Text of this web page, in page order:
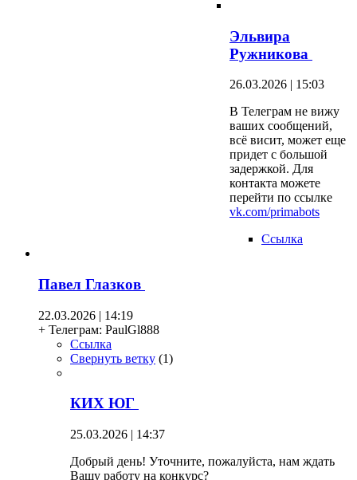
Эльвира
Ружникова
26.03.2026 | 15:03
В Телеграм не вижу
ваших сообщений,
всё висит, может еще
придет с большой
задержкой. Для
контакта можете
перейти по ссылке
vk.com/primabots
Ссылка
Павел Глазков
22.03.2026 | 14:19
+ Телеграм: PaulGl888
Ссылка
Свернуть ветку (1)
КИХ ЮГ
25.03.2026 | 14:37
Добрый день! Уточните, пожалуйста, нам ждать
Вашу работу на конкурс?